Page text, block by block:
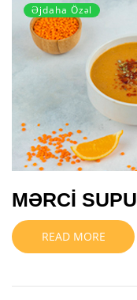
Əjdaha Özəl
MƏRCİ SUPU
READ MORE